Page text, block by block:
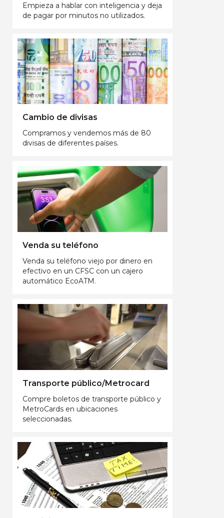
Empieza a hablar con inteligencia y deja
de pagar por minutos no utilizados.
Cambio de divisas
Compramos y vendemos más de 80
divisas de diferentes países.
Venda su teléfono
Venda su teléfono viejo por dinero en
efectivo en un CFSC con un cajero
automático EcoATM.
Transporte público/Metrocard
Compre boletos de transporte público y
MetroCards en ubicaciones
seleccionadas.